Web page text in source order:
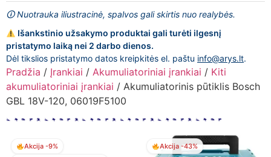
🛈 Nuotrauka iliustracinė, spalvos gali skirtis nuo realybės.
Išankstinio užsakymo produktai gali turėti ilgesnį
pristatymo laiką nei 2 darbo dienos.
Dėl tikslios pristatymo datos kreipkitės el. paštu info@arys.lt.
Pradžia / Įrankiai / Akumuliatoriniai įrankiai / Kiti
akumuliatoriniai įrankiai / Akumuliatorinis pūtiklis Bosch
GBL 18V-120, 06019F5100
Akcija -9%
Akcija -43%